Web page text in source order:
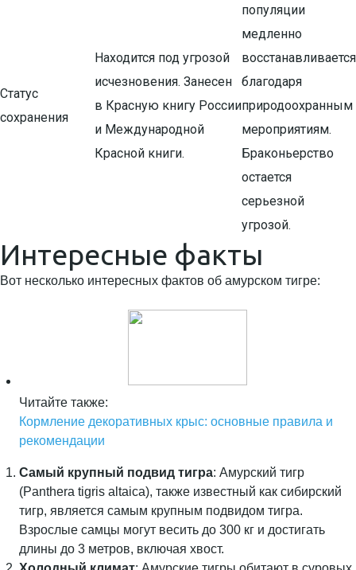
Статус
сохранения
Находится под угрозой
исчезновения. Занесен
в Красную книгу России
и Международной
Красной книги.
популяции
медленно
восстанавливается
благодаря
природоохранным
мероприятиям.
Браконьерство
остается
серьезной
угрозой.
Интересные факты
Вот несколько интересных фактов об амурском тигре:
Читайте также:
Кормление декоративных крыс: основные правила и
рекомендации
Самый крупный подвид тигра: Амурский тигр
(Panthera tigris altaica), также известный как сибирский
тигр, является самым крупным подвидом тигра.
Взрослые самцы могут весить до 300 кг и достигать
длины до 3 метров, включая хвост.